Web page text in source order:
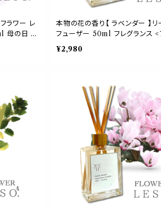
ラワー レ
母の日 フ
消臭 除
み ルー
本物の花の香り【 ラベンダー 】リ
フューザー 50ml フレグランス <
レソット.> 香水 枕 国産 消臭 寝
ベッド 睡眠 おやすみ ルーム 誕
¥2,980